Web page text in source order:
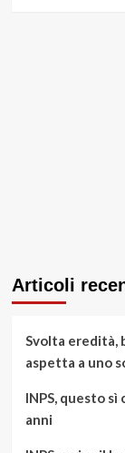
Articoli
Svolta eredità,
aspetta a uno
INPS, questo
anni